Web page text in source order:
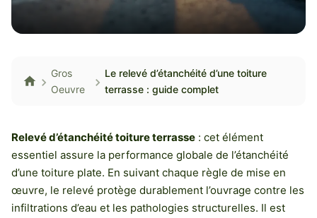
Gros
Oeuvre
Le relevé d’étanchéité d’une toiture
terrasse : guide complet
Relevé d’étanchéité toiture terrasse : cet élément
essentiel assure la performance globale de l’étanchéité
d’une toiture plate. En suivant chaque règle de mise en
œuvre, le relevé protège durablement l’ouvrage contre les
infiltrations d’eau et les pathologies structurelles. Il est